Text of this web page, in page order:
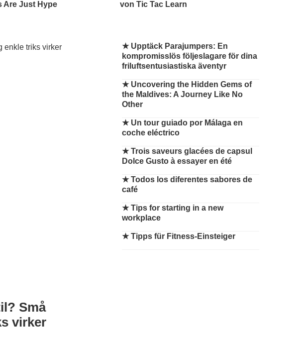
Are Just Hype
von Tic Tac Learn
Små
virker
★ Upptäck Parajumpers: En
kompromisslös följeslagare för dina
friluftsentusiastiska äventyr
★ Uncovering the Hidden Gems of
the Maldives: A Journey Like No
Other
★ Un tour guiado por Málaga en
coche eléctrico
★Trois saveurs glacées de capsul
Dolce Gusto à essayer en été
★Todos los diferentes sabores de
café
★Tips for starting in a new
workplace
★Tipps für Fitness-Einsteiger